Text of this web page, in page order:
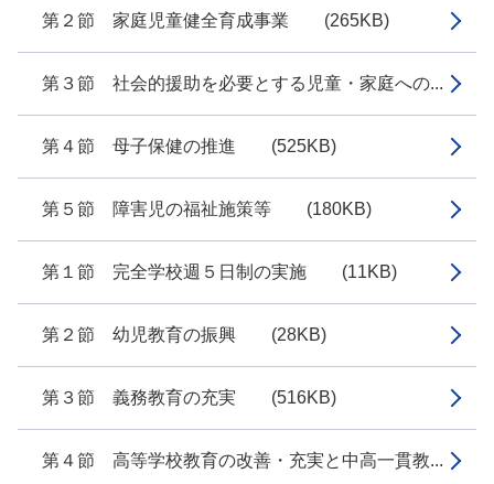
第２節 家庭児童健全育成事業 (265KB)
第３節 社会的援助を必要とする児童・家庭への...
第４節 母子保健の推進 (525KB)
第５節 障害児の福祉施策等 (180KB)
第１節 完全学校週５日制の実施 (11KB)
第２節 幼児教育の振興 (28KB)
第３節 義務教育の充実 (516KB)
第４節 高等学校教育の改善・充実と中高一貫教...